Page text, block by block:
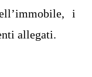
i
allegati.